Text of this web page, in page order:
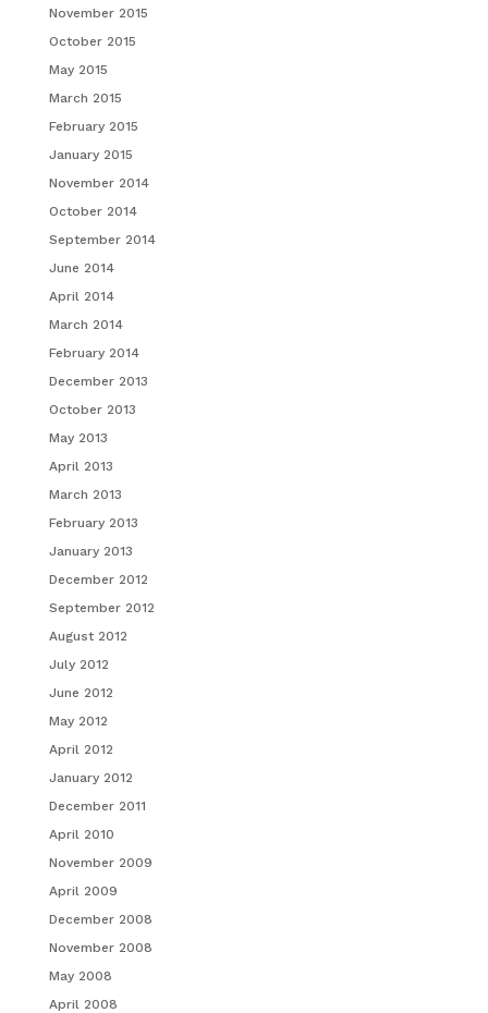
November 2015
October 2015
May 2015
March 2015
February 2015
January 2015
November 2014
October 2014
September 2014
June 2014
April 2014
March 2014
February 2014
December 2013
October 2013
May 2013
April 2013
March 2013
February 2013
January 2013
December 2012
September 2012
August 2012
July 2012
June 2012
May 2012
April 2012
January 2012
December 2011
April 2010
November 2009
April 2009
December 2008
November 2008
May 2008
April 2008